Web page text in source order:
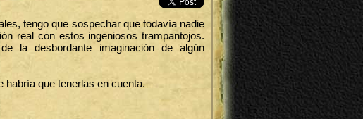
tengo que sospechar que todavía nadie
real con estos ingeniosos trampantojos.
la desbordante imaginación de algún
habría que tenerlas en cuenta.